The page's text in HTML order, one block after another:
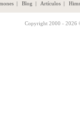
| Blog | Artículos|
Copyright 2000 - 2026